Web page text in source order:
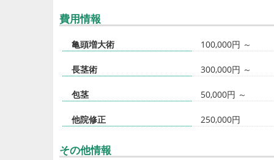
費用情報
亀頭増大術 100,000円 ～
長茎術 300,000円 ～
包茎 50,000円 ～
他院修正 250,000円
その他情報